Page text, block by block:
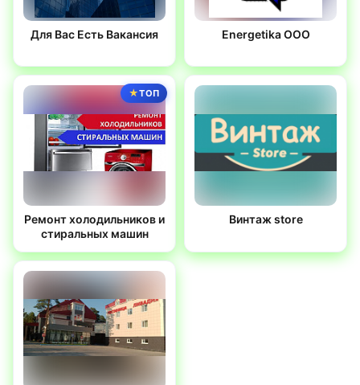
Для Вас Есть Вакансия Energetika OOO
ТОП
Ремонт холодильников и
стиральных машин
Винтаж store